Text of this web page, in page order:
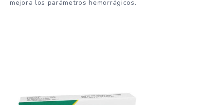
mejora los parámetros hemorrágicos.